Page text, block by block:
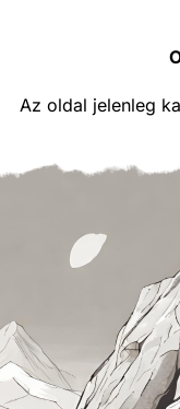
Az oldal jelenleg